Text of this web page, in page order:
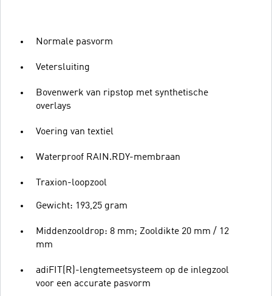
Normale pasvorm
Vetersluiting
Bovenwerk van ripstop met synthetische
overlays
Voering van textiel
Waterproof RAIN.RDY-membraan
Traxion-loopzool
Gewicht: 193,25 gram
Middenzooldrop: 8 mm; Zooldikte 20 mm / 12
mm
adiFIT(R)-lengtemeetsysteem op de inlegzool
voor een accurate pasvorm